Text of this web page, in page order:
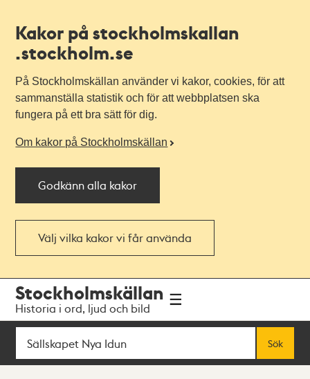
Kakor på stockholmskallan
.stockholm.se
På Stockholmskällan använder vi kakor, cookies, för att
sammanställa statistik och för att webbplatsen ska
fungera på ett bra sätt för dig.
Om kakor på Stockholmskällan
Godkänn alla kakor
Välj vilka kakor vi får använda
navigationen
huvudinnehållet
Stockholmskällan
Historia i ord, ljud och bild
Sök
Sök